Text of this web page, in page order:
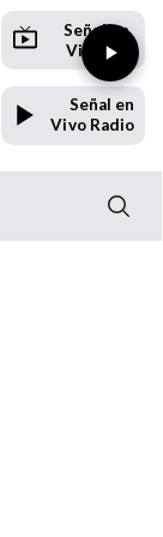
Señal en
Vivo TV
Señal en
Vivo Radio